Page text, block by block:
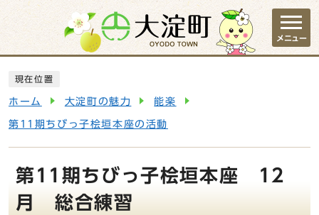
ページの先頭です
メニュー
現在位置
ホーム 大淀町の魅力 能楽
第11期ちびっ子桧垣本座の活動
第11期ちびっ子桧垣本座 12
月 総合練習